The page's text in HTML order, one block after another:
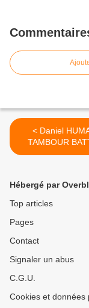
< Daniel HUMAIR ...
TAMBOUR
Hébergé par
Top articles
Pages
Contact
Signaler un abus
C.G.U.
Cookies et données